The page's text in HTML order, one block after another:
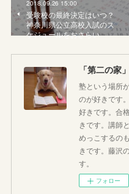
2018.09.26 15:00
受験校の最終決定はいつ？
神奈川県公立高校入試のス
ケジュールをおさらい
塾という場所
のが好きです
好きです。合
きです。講師
めっこするの
きです。藤沢
す。
フォロー